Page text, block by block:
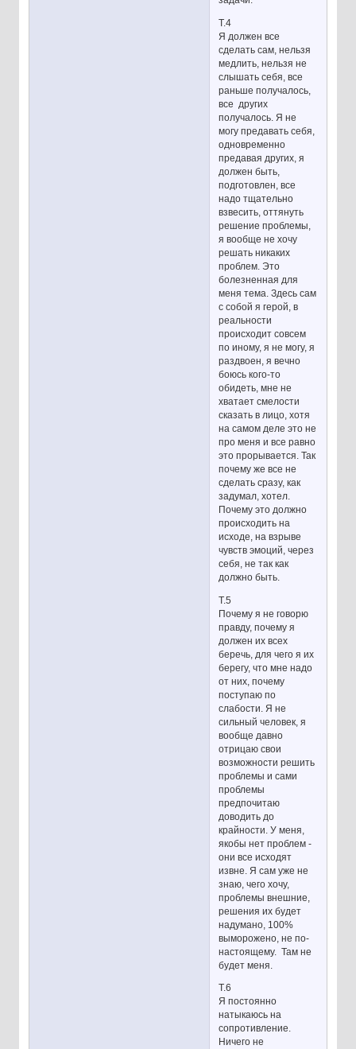
Т.4
Я должен все
сделать сам, нельзя
медлить, нельзя не
слышать себя, все
раньше получалось,
все других
получалось. Я не
могу предавать себя,
одновременно
предавая других, я
должен быть,
подготовлен, все
надо тщательно
взвесить, оттянуть
решение проблемы,
я вообще не хочу
решать никаких
проблем. Это
болезненная для
меня тема. Здесь сам
с собой я герой, в
реальности
происходит совсем
по иному, я не могу, я
раздвоен, я вечно
боюсь кого-то
обидеть, мне не
хватает смелости
сказать в лицо, хотя
на самом деле это не
про меня и все равно
это прорывается. Так
почему же все не
сделать сразу, как
задумал, хотел.
Почему это должно
происходить на
исходе, на взрыве
чувств эмоций, через
себя, не так как
должно быть.
Т.5
Почему я не говорю
правду, почему я
должен их всех
беречь, для чего я их
берегу, что мне надо
от них, почему
поступаю по
слабости. Я не
сильный человек, я
вообще давно
отрицаю свои
возможности решить
проблемы и сами
проблемы
предпочитаю
доводить до
крайности. У меня,
якобы нет проблем -
они все исходят
извне. Я сам уже не
знаю, чего хочу,
проблемы внешние,
решения их будет
надумано, 100%
выморожено, не по-
настоящему. Там не
будет меня.
Т.6
Я постоянно
натыкаюсь на
сопротивление.
Ничего не